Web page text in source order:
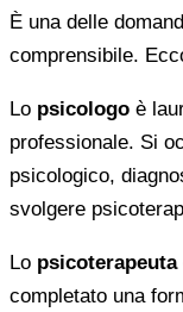
È una delle
comprensibile.
Lo psicologo è
professionale. Si
psicologico,
svolgere
Lo psicoterapeuta
completato una